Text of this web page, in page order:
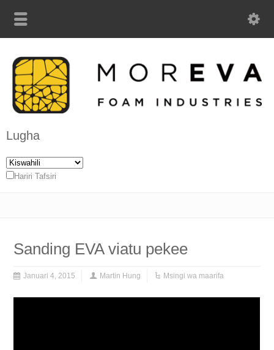
Lugha
Hariri Tafsiri
Sanding EVA viatu pekee
Januari 4, 2015 Martin Hung Msingi wa maarifa